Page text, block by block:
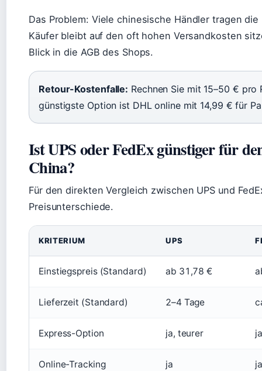
Das Problem: Viele chinesische Händler tragen
Käufer bleibt auf den oft hohen Versandkosten
Blick in die AGB des Shops.
Retour-Kostenfalle: Rechnen Sie mit 15–50 € pro
günstigste Option ist DHL online mit 14,99 € für
Ist UPS oder FedEx günstiger für
China?
Für den direkten Vergleich zwischen UPS und
Preisunterschiede.
KRITERIUM UPS
Einstiegspreis (Standard) ab 31,78 €
Lieferzeit (Standard) 2–4 Tage
Express-Option ja, teurer
Online-Tracking ja ja